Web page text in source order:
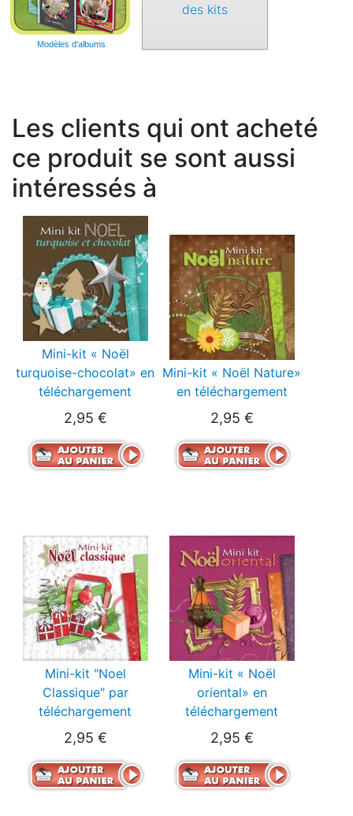
Modèles d'albums
des kits
Les clients qui ont acheté
ce produit se sont aussi
intéressés à
Mini-kit « Noël
turquoise-chocolat» en
téléchargement
2,95 €
Mini-kit « Noël Nature»
en téléchargement
2,95 €
Mini-kit "Noel
Classique" par
téléchargement
2,95 €
Mini-kit « Noël
oriental» en
téléchargement
2,95 €